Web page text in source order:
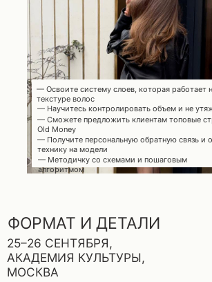
— Освоите систему слоев, которая работает
текстуре волос
— Научитесь контролировать объем и не
— Сможете предложить клиентам топовые
Old Money
— Получите персональную обратную связь и
технику на модели
— Методичку со схемами и пошаговым
алгоритмом
25–26 СЕНТЯБРЯ,
АКАДЕМИЯ КУЛЬТУРЫ,
МОСКВА
ДЕМОНСТРАЦИЯ — 10:00-17:00
Участие: 25 сентября
Разбор техники на двух моделях,
все материалы и кофе-брейки
включены
Участие: 26 сентября
Отработка на модели
+ индивидуальное сопровождение